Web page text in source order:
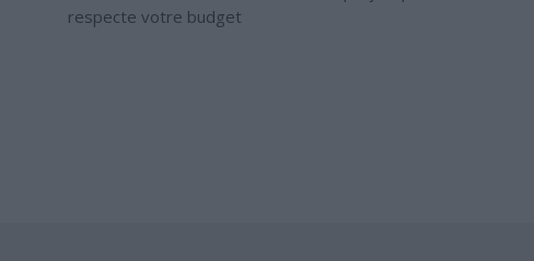
respecte votre budget